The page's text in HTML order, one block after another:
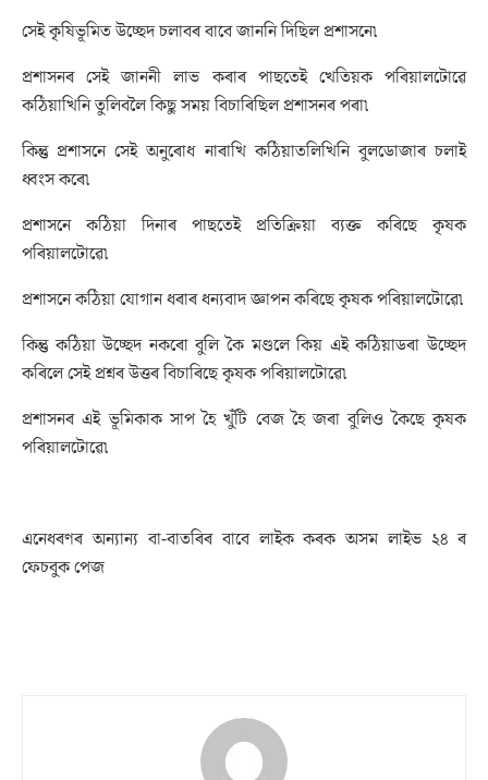
সেই কৃষিভূমিত উচ্ছেদ চলাবৰ বাবে জাননি দিছিল প্ৰশাসনে৷
প্ৰশাসনৰ সেই জাননী লাভ কৰাৰ পাছতেই খেতিয়ক পৰিয়ালটোৱে
কঠিয়াখিনি তুলিবলৈ কিছু সময় বিচাৰিছিল প্ৰশাসনৰ পৰা৷
কিন্তু প্ৰশাসনে সেই অনুৰোধ নাৰাখি কঠিয়াতলিখিনি বুলডোজাৰ চলাই
ধ্বংস কৰে৷
প্ৰশাসনে কঠিয়া দিনাৰ পাছতেই প্ৰতিক্ৰিয়া ব্যক্ত কৰিছে কৃষক
পৰিয়ালটোৱে৷
প্ৰশাসনে কঠিয়া যোগান ধৰাৰ ধন্যবাদ জ্ঞাপন কৰিছে কৃষক পৰিয়ালটোৱে৷
কিন্তু কঠিয়া উচ্ছেদ নকৰো বুলি কৈ মণ্ডলে কিয় এই কঠিয়াডৰা উচ্ছেদ
কৰিলে সেই প্ৰশ্নৰ উত্তৰ বিচাৰিছে কৃষক পৰিয়ালটোৱে৷
প্ৰশাসনৰ এই ভূমিকাক সাপ হৈ খুঁটি বেজ হৈ জৰা বুলিও কৈছে কৃষক
পৰিয়ালটোৱে৷
এনেধৰণৰ অন্যান্য বা-বাতৰিৰ বাবে লাইক কৰক অসম লাইভ ২৪ ৰ
ফেচবুক পেজ